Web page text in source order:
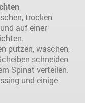
trocken
auf einer
putzen, waschen,
schneiden
Spinat verteilen.
und einige